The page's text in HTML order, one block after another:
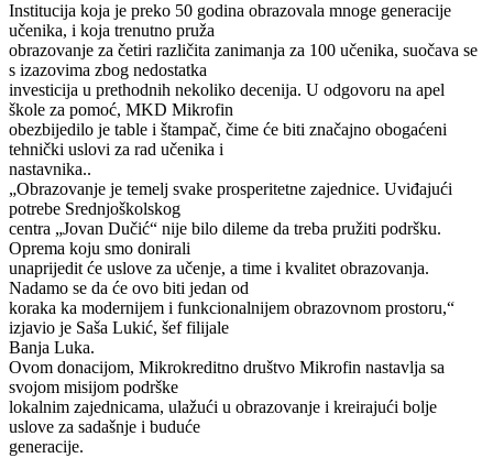
Institucija koja je preko 50 godina obrazovala mnoge generacije
učenika, i koja trenutno pruža
obrazovanje za četiri različita zanimanja za 100 učenika, suočava se
s izazovima zbog nedostatka
investicija u prethodnih nekoliko decenija. U odgovoru na apel
škole za pomoć, MKD Mikrofin
obezbijedilo je table i štampač, čime će biti značajno obogaćeni
tehnički uslovi za rad učenika i
nastavnika..
„Obrazovanje je temelj svake prosperitetne zajednice. Uviđajući
potrebe Srednjoškolskog
centra „Jovan Dučić“ nije bilo dileme da treba pružiti podršku.
Oprema koju smo donirali
unaprijedit će uslove za učenje, a time i kvalitet obrazovanja.
Nadamo se da će ovo biti jedan od
koraka ka modernijem i funkcionalnijem obrazovnom prostoru,“
izjavio je Saša Lukić, šef filijale
Banja Luka.
Ovom donacijom, Mikrokreditno društvo Mikrofin nastavlja sa
svojom misijom podrške
lokalnim zajednicama, ulažući u obrazovanje i kreirajući bolje
uslove za sadašnje i buduće
generacije.